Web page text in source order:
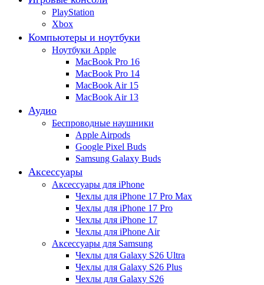
PlayStation
Xbox
Компьютеры и ноутбуки
Ноутбуки Apple
MacBook Pro 16
MacBook Pro 14
MacBook Air 15
MacBook Air 13
Аудио
Беспроводные наушники
Apple Airpods
Google Pixel Buds
Samsung Galaxy Buds
Аксессуары
Аксессуары для iPhone
Чехлы для iPhone 17 Pro Max
Чехлы для iPhone 17 Pro
Чехлы для iPhone 17
Чехлы для iPhone Air
Аксессуары для Samsung
Чехлы для Galaxy S26 Ultra
Чехлы для Galaxy S26 Plus
Чехлы для Galaxy S26